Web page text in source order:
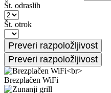
Št. odraslih
Št. otrok
Brezplačen WiFi